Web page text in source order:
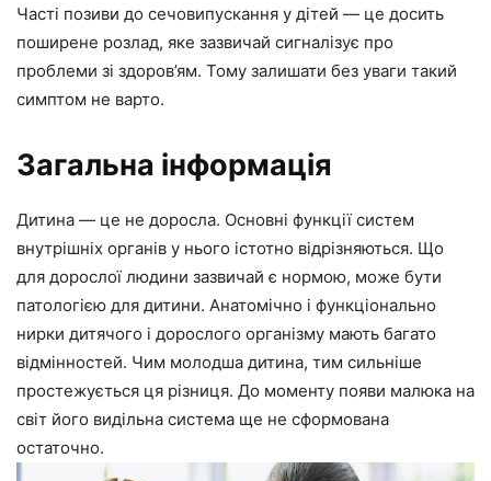
Часті позиви до сечовипускання у дітей — це досить
поширене розлад, яке зазвичай сигналізує про
проблеми зі здоров’ям. Тому залишати без уваги такий
симптом не варто.
Загальна інформація
Дитина — це не доросла. Основні функції систем
внутрішніх органів у нього істотно відрізняються. Що
для дорослої людини зазвичай є нормою, може бути
патологією для дитини. Анатомічно і функціонально
нирки дитячого і дорослого організму мають багато
відмінностей. Чим молодша дитина, тим сильніше
простежується ця різниця. До моменту появи малюка на
світ його видільна система ще не сформована
остаточно.